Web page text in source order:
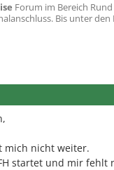
Forum im Bereich
Bis unter den
mich nicht weiter.
startet und mir fehlt